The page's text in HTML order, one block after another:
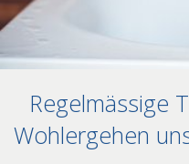
Regelmässige
Wohlergehen